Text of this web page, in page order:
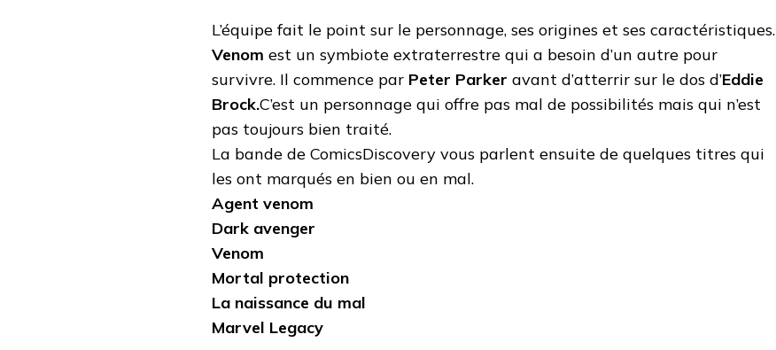
L’équipe fait le point sur le personnage, ses origines et ses caractéristiques.
Venom est un symbiote extraterrestre qui a besoin d’un autre pour
survivre. Il commence par Peter Parker avant d’atterrir sur le dos d’Eddie
Brock.C’est un personnage qui offre pas mal de possibilités mais qui n’est
pas toujours bien traité.
La bande de ComicsDiscovery vous parlent ensuite de quelques titres qui
les ont marqués en bien ou en mal.
Agent venom
Dark avenger
Venom
Mortal protection
La naissance du mal
Marvel Legacy